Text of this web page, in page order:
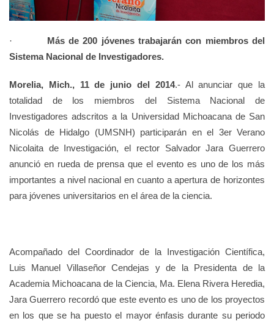
·
Más de 200 jóvenes trabajarán con miembros del
Sistema Nacional de Investigadores.
Morelia, Mich., 11 de junio del 2014.- Al anunciar que la
totalidad de los miembros del Sistema Nacional de
Investigadores adscritos a la Universidad Michoacana de San
Nicolás de Hidalgo (UMSNH) participarán en el 3er Verano
Nicolaita de Investigación, el rector Salvador Jara Guerrero
anunció en rueda de prensa que el evento es uno de los más
importantes a nivel nacional en cuanto a apertura de horizontes
para jóvenes universitarios en el área de la ciencia.
Acompañado del Coordinador de la Investigación Científica,
Luis Manuel Villaseñor Cendejas y de la Presidenta de la
Academia Michoacana de la Ciencia, Ma. Elena Rivera Heredia,
Jara Guerrero recordó que este evento es uno de los proyectos
en los que se ha puesto el mayor énfasis durante su periodo